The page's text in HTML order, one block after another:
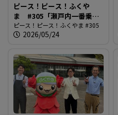
ピース！ピース！ふくや
ま #305「瀬戸内一番乗
り！鞆の浦弁天島花火大
会」
ピース！ピース！ふくやま #305
2026/05/24